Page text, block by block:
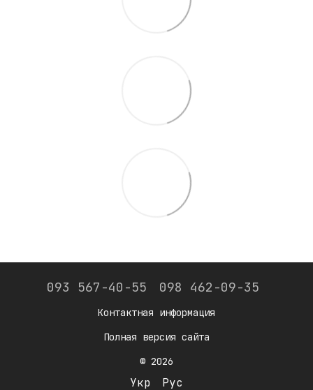
093 567-40-55 098 462-09-35
Контактная информация
Полная версия сайта
© 2026
Укр Рус